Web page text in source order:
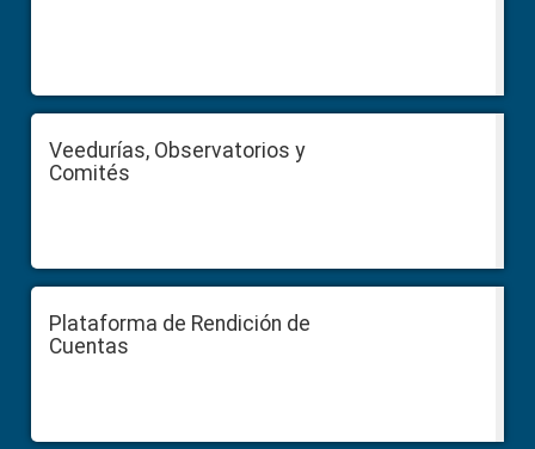
Veedurías, Observatorios y
Comités
Plataforma de Rendición de
Cuentas